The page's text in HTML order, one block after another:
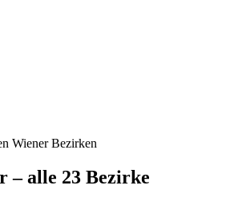
Wiener Bezirken
– alle 23 Bezirke